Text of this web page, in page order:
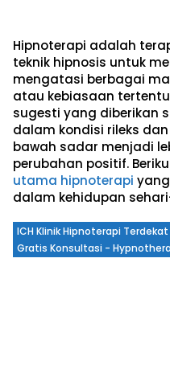
Hipnoterapi adalah
teknik hipnosis untuk
mengatasi berbagai
atau kebiasaan
sugesti yang diberikan
dalam kondisi rileks
bawah sadar menjadi
perubahan positif.
utama hipnoterapi
dalam kehidupan
ICH Klinik Hipnoterapi
Gratis Konsultasi -